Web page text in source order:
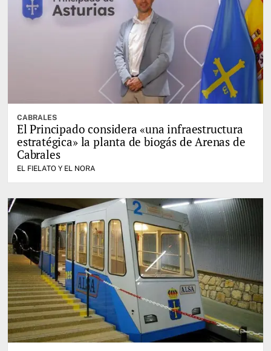
CABRALES
El Principado considera «una infraestructura
estratégica» la planta de biogás de Arenas de
Cabrales
EL FIELATO Y EL NORA